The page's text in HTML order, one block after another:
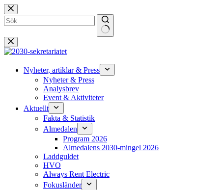
Hoppa
till
innehåll
Inga
resultat
Nyheter, artiklar & Press
Nyheter & Press
Analysbrev
Event & Aktiviteter
Aktuellt
Fakta & Statistik
Almedalen
Program 2026
Almedalens 2030-mingel 2026
Laddguldet
HVO
Always Rent Electric
Fokusländer